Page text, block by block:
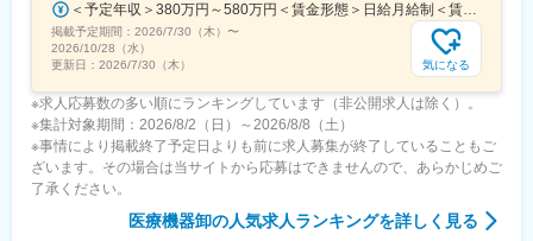
＜予定年収＞380万円～580万円＜賃金形態＞日給月給制＜賃金内訳＞月額（基本給）：243,000円～370,000円/月20日間勤務想定＜想定月額＞243,000円～370,000円＜昇給有無＞有＜残業手当＞有＜給与補足＞※経験やスキルを考慮して決定します。■昇給：年1回■賞与：年2回(7月、12月)賃金はあくまでも目安の金額であり、選考を通じて上下する可能性があります。月給(月額)は固定手当を含めた表記です。
掲載予定期間： 2026/7/30（木） 〜
2026/10/28（水）
更新日： 2026/7/30（木） 気になる
※求人応募数の多い順にランキングしています（非公開求人は除く）。
※集計対象期間：2026/8/2（日）～2026/8/8（土）
※事情により掲載終了予定日よりも前に求人募集が終了していることもご
ざいます。その場合は当サイトから応募はできませんので、あらかじめご
了承ください。
医療機器卸の人気求人ランキングを詳しく見る